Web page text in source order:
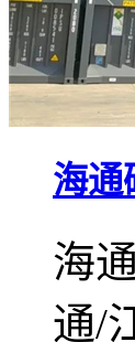
海通
海
通/